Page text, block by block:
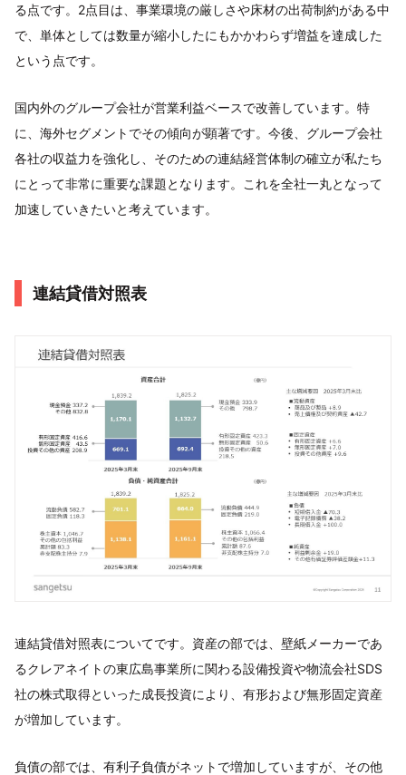
る点です。2点目は、事業環境の厳しさや床材の出荷制約がある中
で、単体としては数量が縮小したにもかかわらず増益を達成した
という点です。
国内外のグループ会社が営業利益ベースで改善しています。特
に、海外セグメントでその傾向が顕著です。今後、グループ会社
各社の収益力を強化し、そのための連結経営体制の確立が私たち
にとって非常に重要な課題となります。これを全社一丸となって
加速していきたいと考えています。
連結貸借対照表
連結貸借対照表についてです。資産の部では、壁紙メーカーであ
るクレアネイトの東広島事業所に関わる設備投資や物流会社SDS
社の株式取得といった成長投資により、有形および無形固定資産
が増加しています。
負債の部では、有利子負債がネットで増加していますが、その他